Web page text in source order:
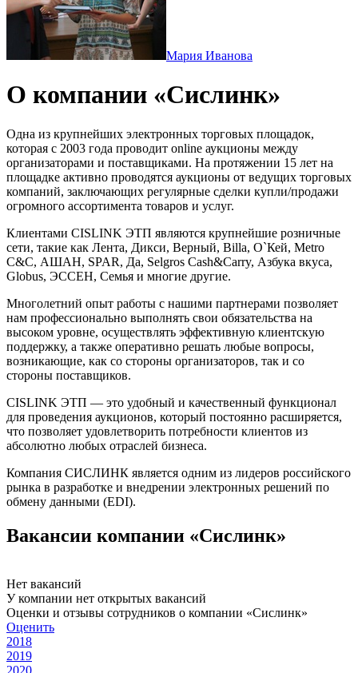
Мария Иванова
О компании «Сислинк»
Одна из крупнейших электронных торговых площадок,
которая с 2003 года проводит online аукционы между
организаторами и поставщиками. На протяжении 15 лет на
площадке активно проводятся аукционы от ведущих торговых
компаний, заключающих регулярные сделки купли/продажи
огромного ассортимента товаров и услуг.
Клиентами CISLINK ЭТП являются крупнейшие розничные
сети, такие как Лента, Дикси, Верный, Billa, O`Кей, Metro
C&C, АШАН, SPAR, Да, Selgros Cash&Carry, Азбука вкуса,
Globus, ЭССЕН, Семья и многие другие.
Многолетний опыт работы с нашими партнерами позволяет
нам профессионально выполнять свои обязательства на
высоком уровне, осуществлять эффективную клиентскую
поддержку, а также оперативно решать любые вопросы,
возникающие, как со стороны организаторов, так и со
стороны поставщиков.
CISLINK ЭТП — это удобный и качественный функционал
для проведения аукционов, который постоянно расширяется,
что позволяет удовлетворить потребности клиентов из
абсолютно любых отраслей бизнеса.
Компания СИСЛИНК является одним из лидеров российского
рынка в разработке и внедрении электронных решений по
обмену данными (EDI).
Вакансии компании «Сислинк»
Нет вакансий
У компании нет открытых вакансий
Оценки и отзывы сотрудников о компании «Сислинк»
Оценить
2018
2019
2020